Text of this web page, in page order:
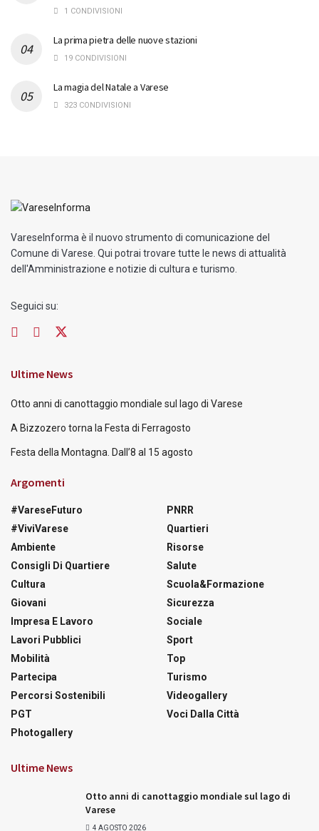
1 CONDIVISIONI
La prima pietra delle nuove stazioni
19 CONDIVISIONI
La magia del Natale a Varese
323 CONDIVISIONI
VareseInforma è il nuovo strumento di comunicazione del
Comune di Varese. Qui potrai trovare tutte le news di attualità
dell'Amministrazione e notizie di cultura e turismo.
Seguici su:
Ultime News
Otto anni di canottaggio mondiale sul lago di Varese
A Bizzozero torna la Festa di Ferragosto
Festa della Montagna. Dall’8 al 15 agosto
Argomenti
#VareseFuturo
#ViviVarese
Ambiente
Consigli Di Quartiere
Cultura
Giovani
Impresa E Lavoro
Lavori Pubblici
Mobilità
Partecipa
Percorsi Sostenibili
PGT
Photogallery
PNRR
Quartieri
Risorse
Salute
Scuola&Formazione
Sicurezza
Sociale
Sport
Top
Turismo
Videogallery
Voci Dalla Città
Ultime News
Otto anni di canottaggio mondiale sul lago di
Varese
4 AGOSTO 2026